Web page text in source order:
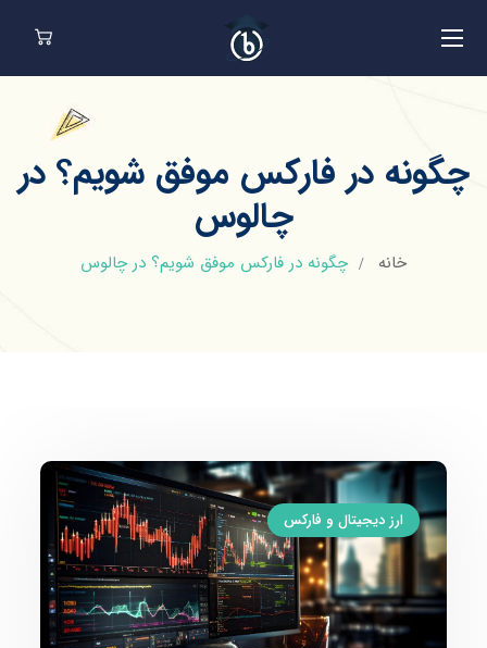
چگونه در فارکس موفق شویم؟ در
چالوس
خانه چگونه در فارکس موفق شویم؟ در چالوس
ارز دیجیتال و فارکس